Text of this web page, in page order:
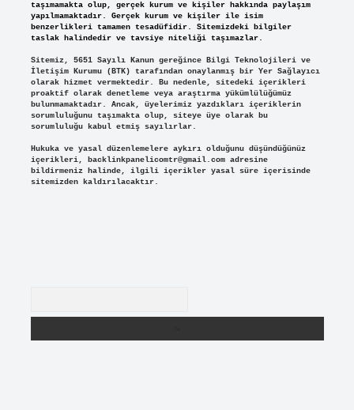
taşımamakta olup, gerçek kurum ve kişiler hakkında paylaşım
yapılmamaktadır. Gerçek kurum ve kişiler ile isim
benzerlikleri tamamen tesadüfidir. Sitemizdeki bilgiler
taslak halindedir ve tavsiye niteliği taşımazlar.
Sitemiz, 5651 Sayılı Kanun gereğince Bilgi Teknolojileri ve
İletişim Kurumu (BTK) tarafından onaylanmış bir Yer Sağlayıcı
olarak hizmet vermektedir. Bu nedenle, sitedeki içerikleri
proaktif olarak denetleme veya araştırma yükümlülüğümüz
bulunmamaktadır. Ancak, üyelerimiz yazdıkları içeriklerin
sorumluluğunu taşımakta olup, siteye üye olarak bu
sorumluluğu kabul etmiş sayılırlar.
Hukuka ve yasal düzenlemelere aykırı olduğunu düşündüğünüz
içerikleri,
backlinkpanelicomtr@gmail.comadresine
bildirmeniz halinde, ilgili içerikler yasal süre içerisinde
sitemizden kaldırılacaktır.